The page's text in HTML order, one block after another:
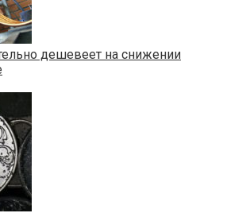
дешевеет на снижении